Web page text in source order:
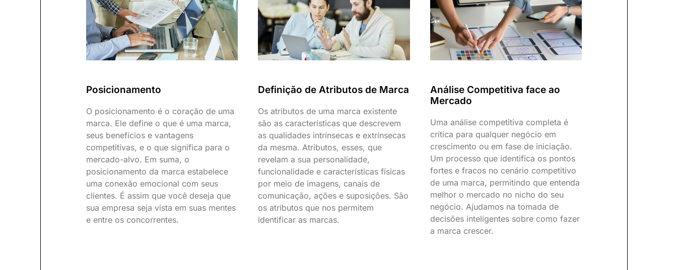
Posicionamento
O posicionamento é o coração de uma
marca. Ele define o que é uma marca,
seus benefícios e vantagens
competitivas, e o que significa para o
mercado-alvo. Em suma, o
posicionamento da marca estabelece
uma conexão emocional com seus
clientes. É assim que você deseja que
sua empresa seja vista em suas mentes
e entre os concorrentes.
Definição de Atributos de Marca
Os atributos de uma marca existente
são as características que descrevem
as qualidades intrínsecas e extrínsecas
da mesma. Atributos, esses, que
revelam a sua personalidade,
funcionalidade e características físicas
por meio de imagens, canais de
comunicação, ações e suposições. São
os atributos que nos permitem
identificar as marcas.
Análise Competitiva face ao
Mercado
Uma análise competitiva completa é
crítica para qualquer negócio em
crescimento ou em fase de iniciação.
Um processo que identifica os pontos
fortes e fracos no cenário competitivo
de uma marca, permitindo que entenda
melhor o mercado no nicho do seu
negócio. Ajudamos na tomada de
decisões inteligentes sobre como fazer
a marca crescer.